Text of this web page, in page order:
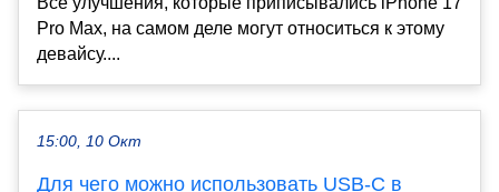
Pro Max, на самом деле могут относиться к этому
девайсу....
15:00, 10 Окт
Для чего можно использовать USB-C в